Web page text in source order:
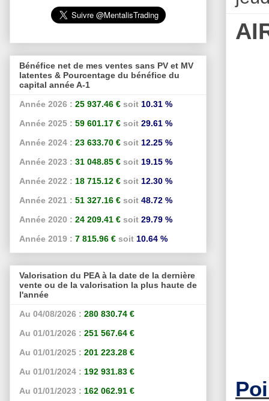
Bénéfice net de mes ventes sans PV et MV
latentes & Pourcentage du bénéfice du
capital année A-1
Année 2026 : 25 937.46 € soit 10.31 %
Année 2025 : 59 601.17 € soit 29.61 %
Année 2024 : 23 633.70 € soit 12.25 %
Année 2023 : 31 048.85 € soit 19.15 %
Année 2022 : 18 715.12 € soit 12.30 %
Année 2021 : 51 327.16 € soit 48.72 %
Année 2020 : 24 209.41 € soit 29.79 %
Année 2019 : 7 815.96 € soit 10.64 %
Valorisation du PEA à la date de la dernière
vente ou de la valorisation la plus haute de
l'année
Au 04/08/2026 : 280 830.74 €
Au 01/01/2026 : 251 567.64 €
Au 01/01/2025 : 201 223.28 €
Au 01/01/2024 : 192 931.83 €
Au 01/01/2023 : 162 062.91 €